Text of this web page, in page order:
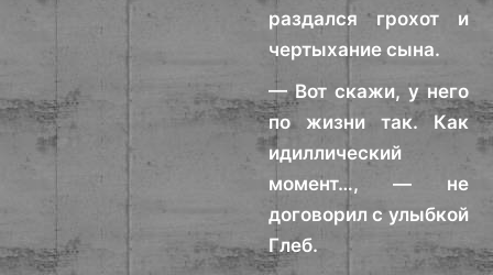
раздался грохот и
чертыхание сына.
— Вот скажи, у него
по жизни так. Как
идиллический
момент…, — не
договорил с улыбкой
Глеб.